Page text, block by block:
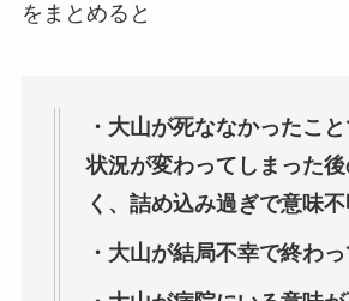
をまとめると
・大山が死ななかったこ
状況が変わってしまった
く、詰め込み過ぎで意味不
・大山が結局不幸で終わ